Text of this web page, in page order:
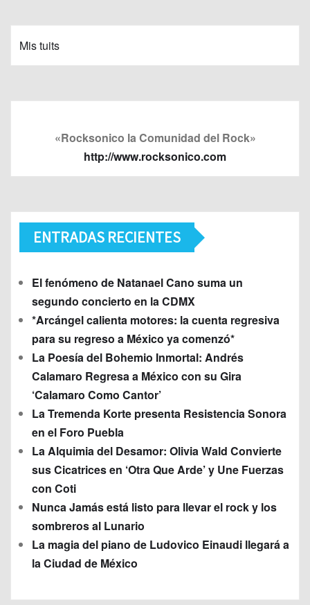
Mis tuits
«Rocksonico la Comunidad del Rock»
http://www.rocksonico.com
ENTRADAS RECIENTES
El fenómeno de Natanael Cano suma un
segundo concierto en la CDMX
*Arcángel calienta motores: la cuenta regresiva
para su regreso a México ya comenzó*
La Poesía del Bohemio Inmortal: Andrés
Calamaro Regresa a México con su Gira
‘Calamaro Como Cantor’
La Tremenda Korte presenta Resistencia Sonora
en el Foro Puebla
La Alquimia del Desamor: Olivia Wald Convierte
sus Cicatrices en ‘Otra Que Arde’ y Une Fuerzas
con Coti
Nunca Jamás está listo para llevar el rock y los
sombreros al Lunario
La magia del piano de Ludovico Einaudi llegará a
la Ciudad de México